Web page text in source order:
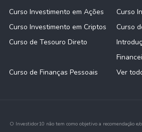
Curso Investimento em Ações
Curso
Curso Investimento em Criptos
Curso
Curso de Tesouro Direto
Curso de Finanças Pessoais
Ver
O Investidor10 não tem como objetivo a recomendação